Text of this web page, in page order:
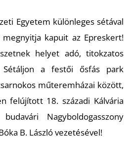
Egyetem különleges sétával
kapuit az Epreskert!
helyet adó, titokzatos
Sétáljon a festői ősfás park
műteremházai között,
felújított 18. századi Kálvária
Nagyboldogasszony
B. László vezetésével!